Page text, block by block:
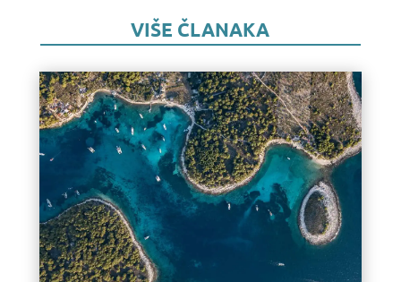
VIŠE ČLANAKA